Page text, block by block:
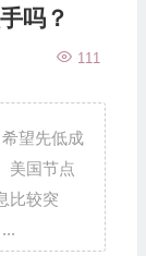
吗？
111
望先低成
美国节点
比较突